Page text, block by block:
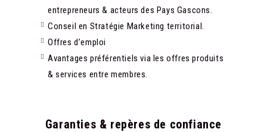
entrepreneurs & acteurs des Pays Gascons.
Conseil en Stratégie Marketing territorial.
Offres d’emploi
Avantages préférentiels via les offres produits
& services entre membres.
Garanties & repères de confiance